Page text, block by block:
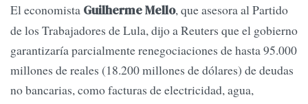
El economista Guilherme Mello, que asesora al Partido
de los Trabajadores de Lula, dijo a Reuters que el gobierno
garantizaría parcialmente renegociaciones de hasta 95.000
millones de reales (18.200 millones de dólares) de deudas
no bancarias, como facturas de electricidad, agua,